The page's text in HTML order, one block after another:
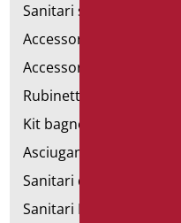
Sanitari speciali
Accessori per WC
Accessori bagno
Rubinetteria
Kit bagno a norma
Asciugamani elettrici
Sanitari d'emergenza
Sanitari Inox